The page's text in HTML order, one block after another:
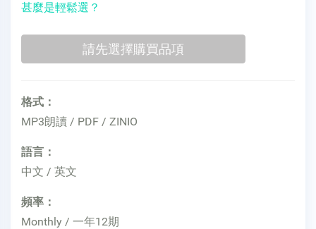
甚麼是輕鬆選？
格式：
MP3朗讀 / PDF / ZINIO
語言：
中文 / 英文
頻率：
Monthly / 一年12期